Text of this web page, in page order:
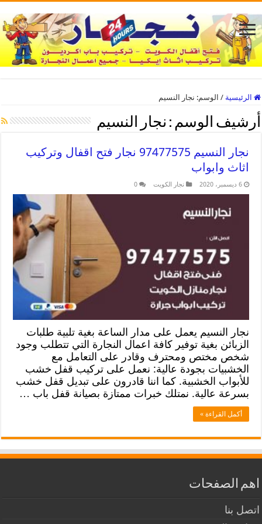
الرئيسية / الوسم: نجار النسيم
أرشيف الوسم : نجار النسيم
نجار النسيم 97477575 نجار فتح اقفال وتركيب
اثاث وابواب
6 ديسمبر، 2020 نجار الكويت 0
نجار النسيم يعمل على مدار الساعة بغية تلبية طلبات
الزبائن بغية توفير كافة اعمال النجارة التي تتطلب وجود
شخص مختص ومحترف وقادر على التعامل مع
الخشبيات بجودة عالية: نعمل على تركيب قفل خشب
للأبواب الخشبية. كما اننا قادرون على تبديل قفل خشب
بسرعة عالية. نمتلك خبرات ممتازة بصيانة قفل باب …
أكمل القراءة »
اهم الصفحات
اتصل بنا